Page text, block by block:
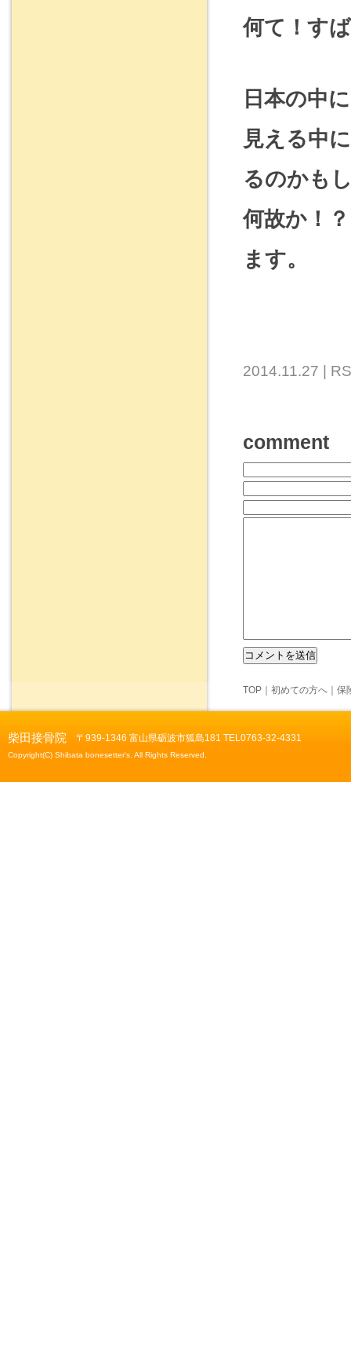
何て！す
日本の中
見える中
るのかも
何故か！
ます。
2014.11.27 |
comment
TOP 初めての方へ 保
柴田接骨院 〒939-1346 富山県砺波市狐島181 TEL0763-32-4331
Copyright(C) Shibata bonesetter's. All Rights Reserved.